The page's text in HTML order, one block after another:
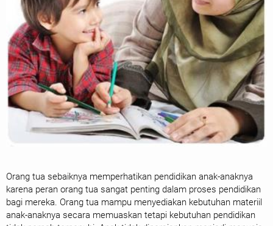
Orang tua sebaiknya memperhatikan pendidikan anak-anaknya
karena peran orang tua sangat penting dalam proses pendidikan
bagi mereka. Orang tua mampu menyediakan kebutuhan materiil
anak-anaknya secara memuaskan tetapi kebutuhan pendidikan